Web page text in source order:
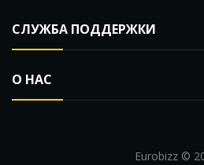
СЛУЖБА ПОДДЕРЖКИ
О НАС
Eurobizz ©